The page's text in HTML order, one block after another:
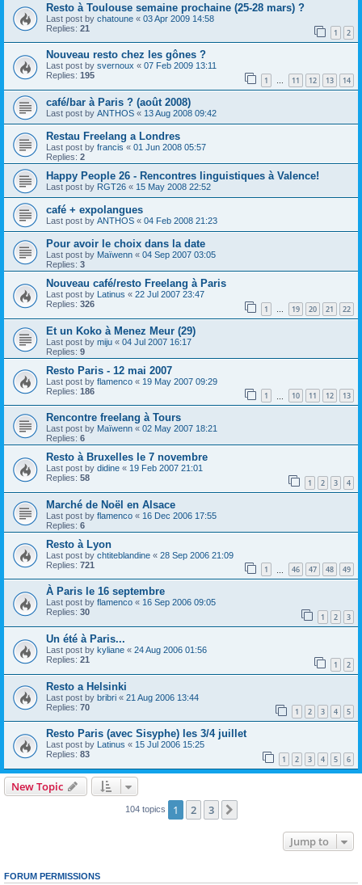
Resto à Toulouse semaine prochaine (25-28 mars) ?
Last post by chatoune « 03 Apr 2009 14:58
Replies: 21 1 2
Nouveau resto chez les gônes ?
Last post by svernoux « 07 Feb 2009 13:11
Replies: 195 1 … 11 12 13 14
café/bar à Paris ? (août 2008)
Last post by ANTHOS « 13 Aug 2008 09:42
Restau Freelang a Londres
Last post by francis « 01 Jun 2008 05:57
Replies: 2
Happy People 26 - Rencontres linguistiques à Valence!
Last post by RGT26 « 15 May 2008 22:52
café + expolangues
Last post by ANTHOS « 04 Feb 2008 21:23
Pour avoir le choix dans la date
Last post by Maïwenn « 04 Sep 2007 03:05
Replies: 3
Nouveau café/resto Freelang à Paris
Last post by Latinus « 22 Jul 2007 23:47
Replies: 326 1 19 20 21 22
Et un Koko à Menez Meur (29)
Last post by miju « 04 Jul 2007 16:17
Replies: 9
Resto Paris - 12 mai 2007
Last post by flamenco « 19 May 2007 09:29
Replies: 186 1 10 11 12 13
Rencontre freelang à Tours
Last post by Maïwenn « 02 May 2007 18:21
Replies: 6
Resto à Bruxelles le 7 novembre
Last post by didine « 19 Feb 2007 21:01
Replies: 58 1 2 3 4
Marché de Noël en Alsace
Last post by flamenco « 16 Dec 2006 17:55
Replies: 6
Resto à Lyon
Last post by chtiteblandine « 28 Sep 2006 21:09
Replies: 721 1 46 47 48 49
À Paris le 16 septembre
Last post by flamenco « 16 Sep 2006 09:05
Replies: 30 1 2 3
Un été à Paris...
Last post by kyliane « 24 Aug 2006 01:56
Replies: 21 1 2
Resto a Helsinki
Last post by bribri « 21 Aug 2006 13:44
Replies: 70 1 2 3 4 5
Resto Paris (avec Sisyphe) les 3/4 juillet
Last post by Latinus « 15 Jul 2006 15:25
Replies: 83 1 2 3 4 5 6
New Topic
104 topics 1 2 3
Jump to
FORUM PERMISSIONS